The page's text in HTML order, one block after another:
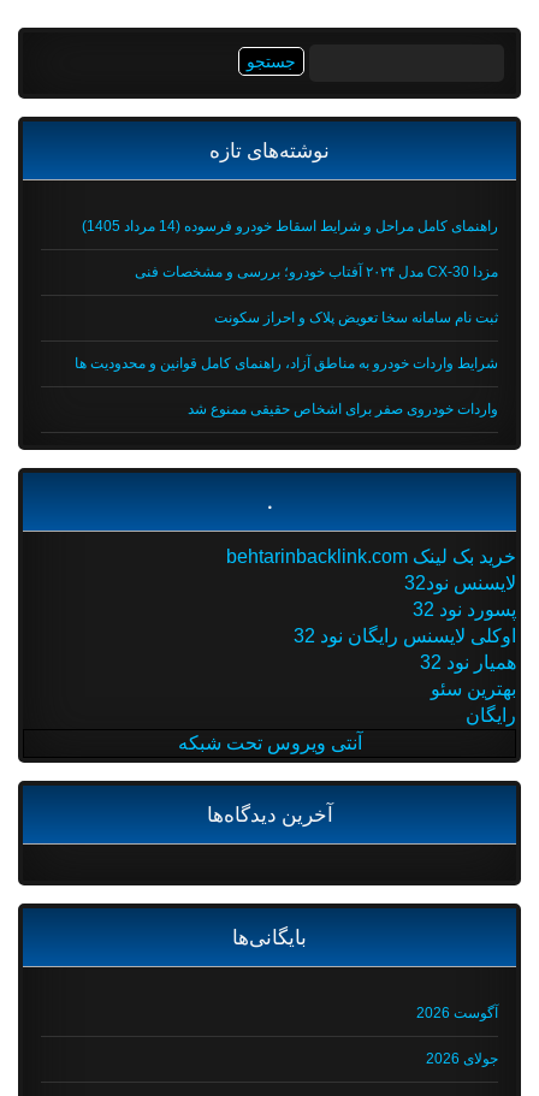
نوشته‌های تازه
راهنمای کامل مراحل و شرایط اسقاط خودرو فرسوده (14 مرداد 1405)
مزدا CX-30 مدل ۲۰۲۴ آفتاب خودرو؛ بررسی و مشخصات فنی
ثبت نام سامانه سخا تعویض پلاک و احراز سکونت
شرایط واردات خودرو به مناطق آزاد، راهنمای کامل قوانین و محدودیت ها
واردات خودروی صفر برای اشخاص حقیقی ممنوع شد
خرید بک لینک behtarinbacklink.com
لایسنس نود32
پسورد نود 32
اوکلی لایسنس رایگان نود 32
همیار نود 32
بهترین سئو
رایگان
آنتی ویروس تحت شبکه
آخرین دیدگاه‌ها
بایگانی‌ها
آگوست 2026
جولای 2026